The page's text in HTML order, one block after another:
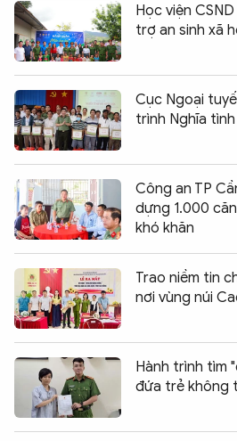
Học viện
trợ an sinh xã
Cục Ngoại
trình Nghĩa
Công an TP
dựng 1.000
khó khăn
Trao niềm tin
nơi vùng núi
Hành trình tìm
đứa trẻ không